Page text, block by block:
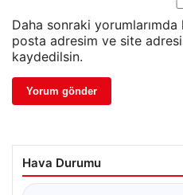
Daha sonraki yorumlarımda
posta adresim ve site
kaydedilsin.
Hava Durumu